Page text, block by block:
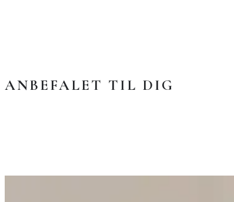
ANBEFALET TIL DIG